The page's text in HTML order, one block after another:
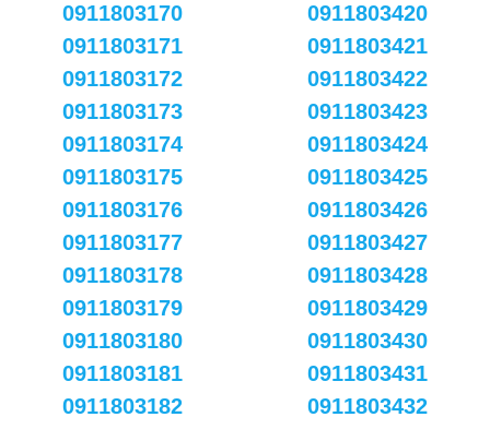
0911803170
0911803171
0911803172
0911803173
0911803174
0911803175
0911803176
0911803177
0911803178
0911803179
0911803180
0911803181
0911803182
0911803420
0911803421
0911803422
0911803423
0911803424
0911803425
0911803426
0911803427
0911803428
0911803429
0911803430
0911803431
0911803432